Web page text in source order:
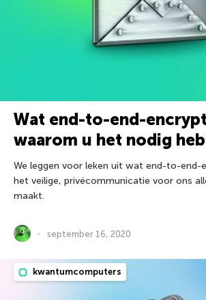
Wat end-to-end-
waarom u het nodig
We leggen voor leken uit wat end-to-end-
het veilige, privécommunicatie voor ons
maakt.
september 16, 2020
kwantumcomputers